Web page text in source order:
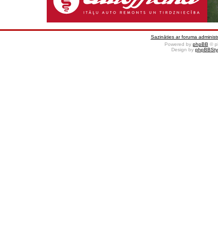
Sazināties ar foruma
Powered by phpBB ©
Design by